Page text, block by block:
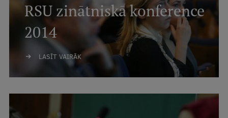
RSU zinātniskā konference
2014
LASĪT VAIRĀK